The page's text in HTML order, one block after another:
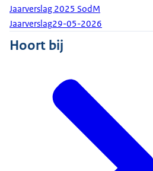
Jaarverslag 2025 SodM
Jaarverslag29-05-2026
Hoort bij